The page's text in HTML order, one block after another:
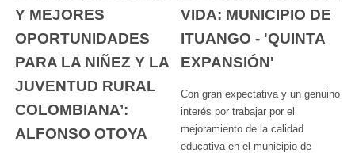
Y MEJORES
OPORTUNIDADES
PARA LA NIÑEZ Y LA
JUVENTUD RURAL
COLOMBIANA’:
ALFONSO OTOYA
VIDA: MUNICIPIO DE
ITUANGO - 'QUINTA
EXPANSIÓN'
Con gran expectativa y un genuino
interés por trabajar por el
mejoramiento de la calidad
educativa en el municipio de